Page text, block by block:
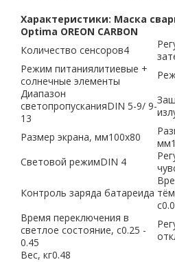
Характеристики: Маска
Optima OREON CARBON
Количество сенсоров4
Режим питаниялитиевые +
солнечные элементы
Диапазон
светопропусканияDIN 5-9/ 9-
13
Размер экрана, мм100x80
мм
Световой режимDIN 4
Контроль заряда батареида
с
Время переключения в
светлое состояние, с0.25 -
0.45
Вес, кг0.48